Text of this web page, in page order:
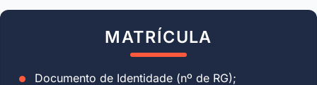
MATRÍCULA
Documento de Identidade (nº de RG);